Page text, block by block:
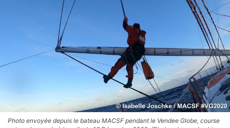
Photo envoyée depuis le bateau MACSF pendant le Vendee Globe, course